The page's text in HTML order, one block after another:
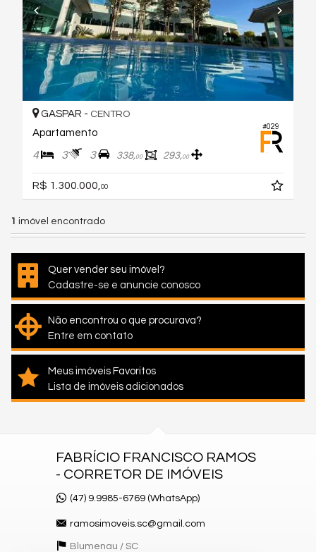
#029
GASPAR - CENTRO
Apartamento
4 3 3 338,00 293,00
R$ 1.300.000, 00
1 imóvel encontrado
Quer vender seu imóvel?
Cadastre-se e anuncie conosco
Não encontrou o que procurava?
Entre em contato
Meus imóveis Favoritos
Lista de imóveis adicionados
FABRÍCIO FRANCISCO RAMOS
- CORRETOR DE IMÓVEIS
(47) 9.9985-6769 (WhatsApp)
ramosimoveis.sc@gmail.com
Blumenau / SC